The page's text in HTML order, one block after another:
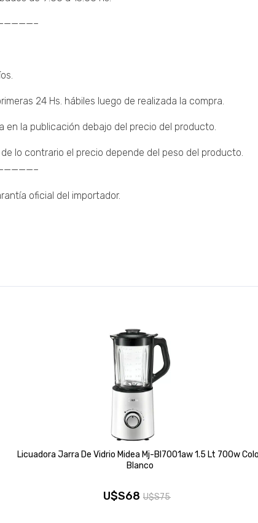
24 Hs. hábiles luego de realizada la compra.
la publicación debajo del precio del producto.
lo contrario el precio depende del peso del producto.
oficial del importador.
Licuadora Jarra De Vidrio Midea Mj-Bl7001aw 1.5 Lt 700w
Blanco
U$S75
U$S68